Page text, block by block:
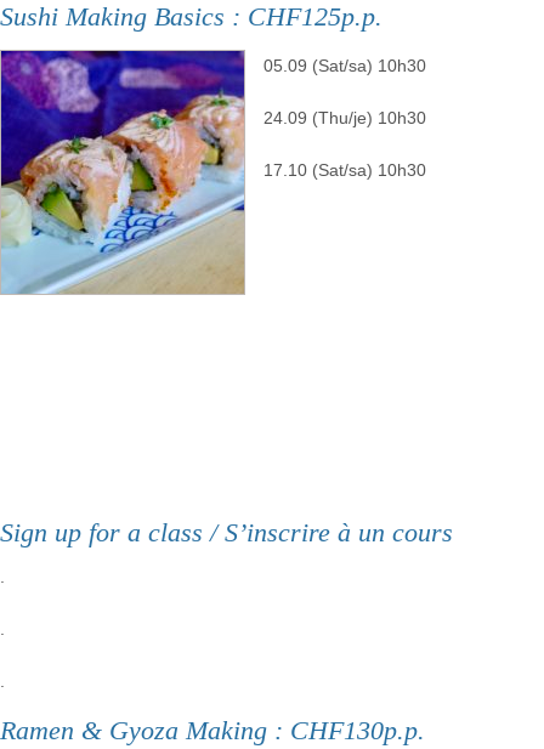
Sushi Making Basics : CHF125p.p.
05.09 (Sat/sa) 10h30
24.09 (Thu/je) 10h30
17.10 (Sat/sa) 10h30
Sign up for a class / S’inscrire à un cours
Ramen & Gyoza Making : CHF130p.p.